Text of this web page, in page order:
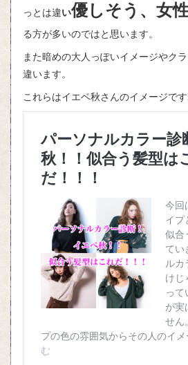
っとは違い優しそう、 女
る方が多いのではと思います。
また暗めの大人っぽいイメージやク
違います。
これらはイエベ秋さんのイメージです